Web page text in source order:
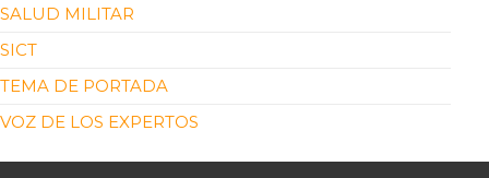
SALUD MILITAR
SICT
TEMA DE PORTADA
VOZ DE LOS EXPERTOS